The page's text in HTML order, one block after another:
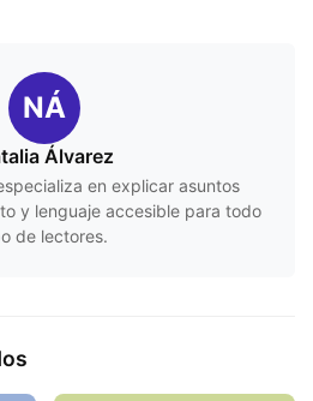
NÁ
Álvarez
en explicar asuntos
y lenguaje accesible para todo
de lectores.